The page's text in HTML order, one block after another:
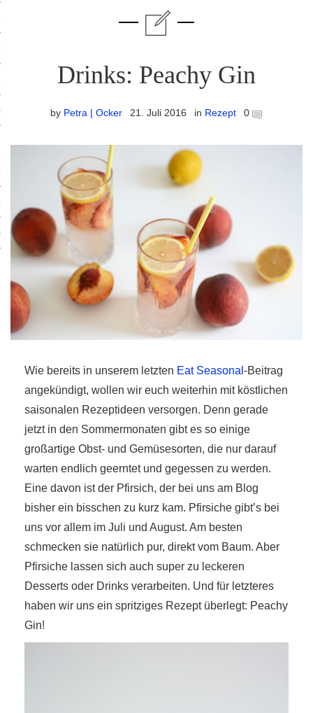
WorkshopsDrinks: Peachy Gin
by Petra | Ocker 21. Juli 2016 in Rezept 0
Wie bereits in unserem letzten Eat Seasonal -Beitrag
angekündigt, wollen wir euch weiterhin mit köstlichen
saisonalen Rezeptideen versorgen. Denn gerade
jetzt in den Sommermonaten gibt es so einige
großartige Obst- und Gemüsesorten, die nur darauf
warten endlich geerntet und gegessen zu werden.
Eine davon ist der Pfirsich, der bei uns am Blog
bisher ein bisschen zu kurz kam. Pfirsiche gibt’s bei
uns vor allem im Juli und August. Am besten
schmecken sie natürlich pur, direkt vom Baum. Aber
Pfirsiche lassen sich auch super zu leckeren
Desserts oder Drinks verarbeiten. Und für letzteres
haben wir uns ein spritziges Rezept überlegt: Peachy
Gin!